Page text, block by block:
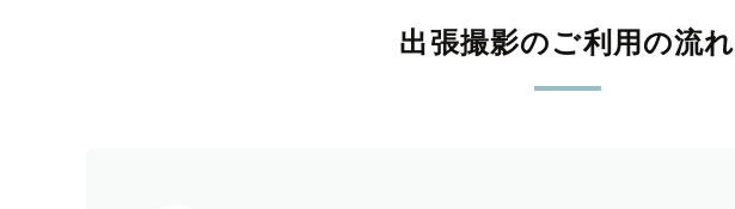
出張撮影のご利用の流れ